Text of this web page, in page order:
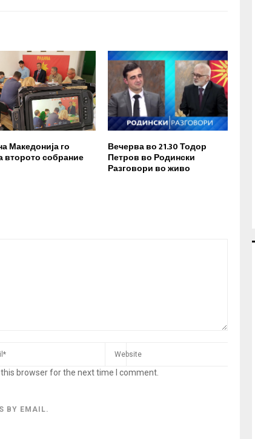
Македонија го
второто собрание
Вечерва во 21.30 Тодор
Петров во Родински
Разговори во живо
browser for the next time I comment.
BY EMAIL.